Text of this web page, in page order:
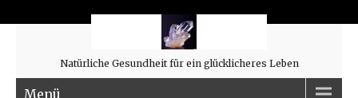
Natürliche Gesundheit für ein glücklicheres Leben
Menü